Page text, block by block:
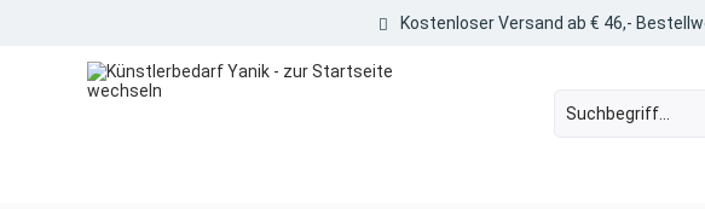
Kostenloser Versand ab € 46,-